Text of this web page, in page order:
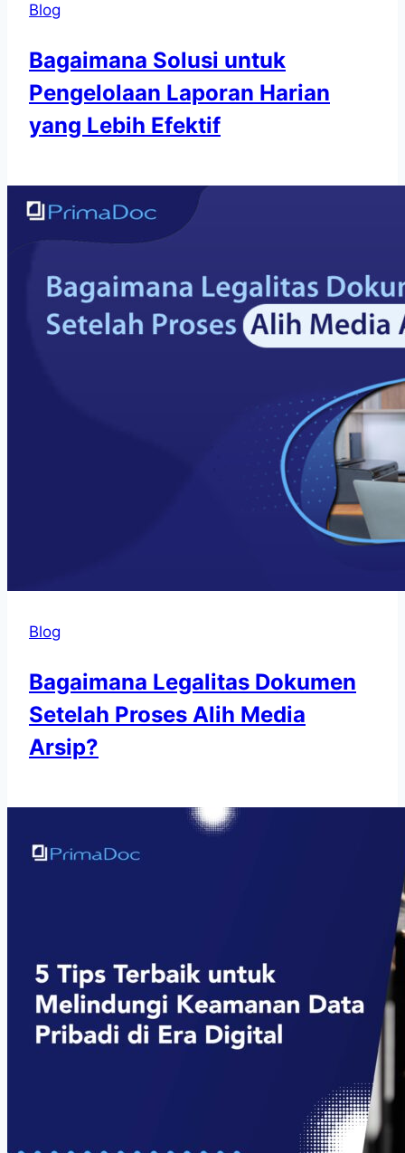
Blog
Bagaimana Solusi untuk
Pengelolaan Laporan Harian
yang Lebih Efektif
Blog
Bagaimana Legalitas Dokumen
Setelah Proses Alih Media
Arsip?